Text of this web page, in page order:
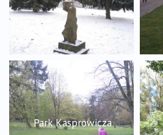
Park Kasprowicza